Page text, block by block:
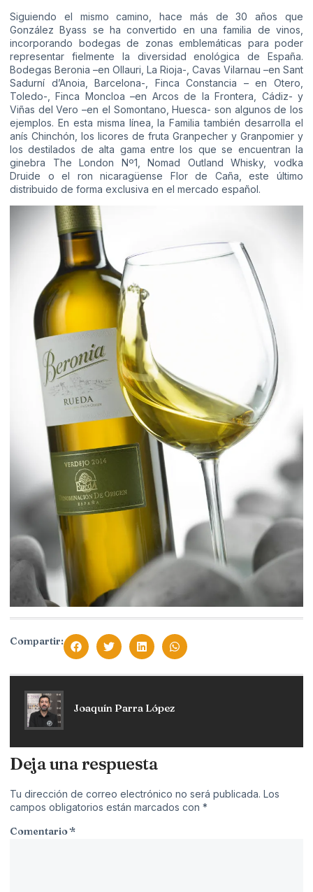
Siguiendo el mismo camino, hace más de 30 años que
González Byass se ha convertido en una familia de vinos,
incorporando bodegas de zonas emblemáticas para poder
representar fielmente la diversidad enológica de España.
Bodegas Beronia –en Ollauri, La Rioja-, Cavas Vilarnau –en Sant
Sadurní d’Anoia, Barcelona-, Finca Constancia – en Otero,
Toledo-, Finca Moncloa –en Arcos de la Frontera, Cádiz- y
Viñas del Vero –en el Somontano, Huesca- son algunos de los
ejemplos. En esta misma línea, la Familia también desarrolla el
anís Chinchón, los licores de fruta Granpecher y Granpomier y
los destilados de alta gama entre los que se encuentran la
ginebra The London Nº1, Nomad Outland Whisky, vodka
Druide o el ron nicaragüense Flor de Caña, este último
distribuido de forma exclusiva en el mercado español.
Compartir:
Joaquín Parra López
Deja una respuesta
Tu dirección de correo electrónico no será publicada. Los
campos obligatorios están marcados con *
Comentario*